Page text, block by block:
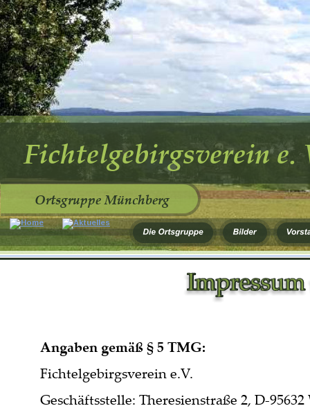
Fichtelgebirgsverein e.
Ortsgruppe Münchberg
Angaben gemäß § 5 TMG:
Fichtelgebirgsverein e.V.
Geschäftsstelle: Theresienstraße 2, D-